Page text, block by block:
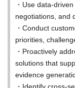
・Use data-
negotiations, and
・Conduct
priorities,
・Proactively
solutions that
evidence